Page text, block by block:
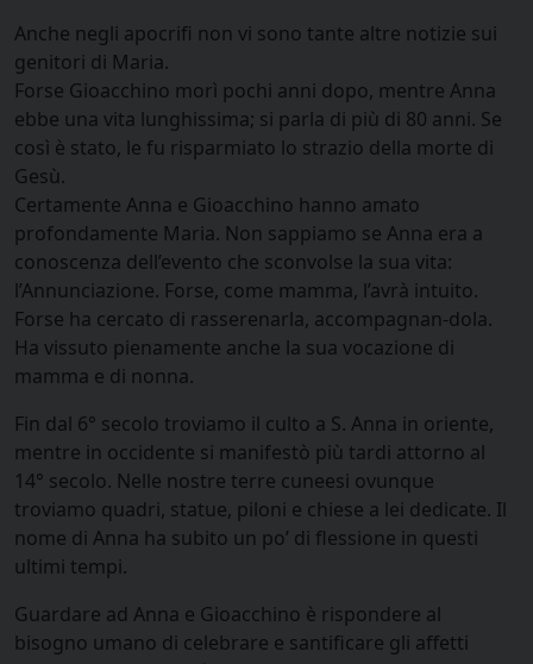
Anche negli apocrifi non vi sono tante altre notizie sui
genitori di Maria.
Forse Gioacchino morì pochi anni dopo, mentre Anna
ebbe una vita lunghissima; si parla di più di 80 anni. Se
così è stato, le fu risparmiato lo strazio della morte di
Gesù.
Certamente Anna e Gioacchino hanno amato
profondamente Maria. Non sappiamo se Anna era a
conoscenza dell’evento che sconvolse la sua vita:
l’Annunciazione. Forse, come mamma, l’avrà intuito.
Forse ha cercato di rasserenarla, accompagnan-dola.
Ha vissuto pienamente anche la sua vocazione di
mamma e di nonna.
Fin dal 6° secolo troviamo il culto a S. Anna in oriente,
mentre in occidente si manifestò più tardi attorno al
14° secolo. Nelle nostre terre cuneesi ovunque
troviamo quadri, statue, piloni e chiese a lei dedicate. Il
nome di Anna ha subito un po’ di flessione in questi
ultimi tempi.
Guardare ad Anna e Gioacchino è rispondere al
bisogno umano di celebrare e santificare gli affetti